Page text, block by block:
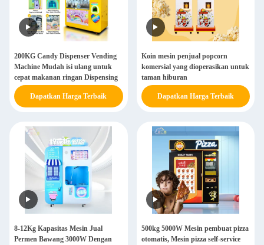
200KG Candy Dispenser Vending
Machine Mudah isi ulang untuk
cepat makanan ringan Dispensing
Dapatkan Harga Terbaik
Koin mesin penjual popcorn
komersial yang dioperasikan untuk
taman hiburan
Dapatkan Harga Terbaik
8-12Kg Kapasitas Mesin Jual
Permen Bawang 3000W Dengan
500kg 5000W Mesin pembuat pizza
otomatis, Mesin pizza self-service